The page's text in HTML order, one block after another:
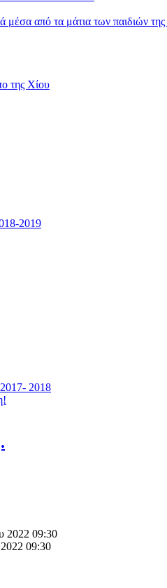
από τα μάτια των παιδιών
της Χίου
2019
2018
2022 09:30
09:30